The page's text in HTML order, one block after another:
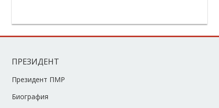
ПРЕЗИДЕНТ
Президент ПМР
Биография